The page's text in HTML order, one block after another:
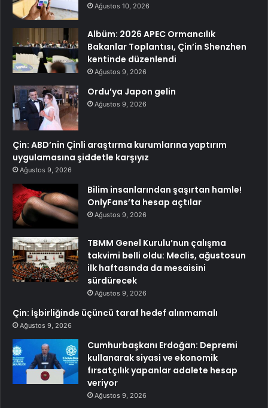
Ağustos 10, 2026
Albüm: 2026 APEC Ormancılık
Bakanlar Toplantısı, Çin’in Shenzhen
kentinde düzenlendi
Ağustos 9, 2026
Ordu’ya Japon gelin
Ağustos 9, 2026
Çin: ABD’nin Çinli araştırma kurumlarına yaptırım
uygulamasına şiddetle karşıyız
Ağustos 9, 2026
Bilim insanlarından şaşırtan hamle!
OnlyFans’ta hesap açtılar
Ağustos 9, 2026
TBMM Genel Kurulu’nun çalışma
takvimi belli oldu: Meclis, ağustosun
ilk haftasında da mesaisini
sürdürecek
Ağustos 9, 2026
Çin: İşbirliğinde üçüncü taraf hedef alınmamalı
Ağustos 9, 2026
Cumhurbaşkanı Erdoğan: Depremi
kullanarak siyasi ve ekonomik
fırsatçılık yapanlar adalete hesap
veriyor
Ağustos 9, 2026